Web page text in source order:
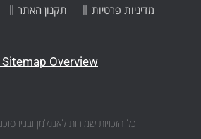
כל הזכויות שמורות לאנגלמן ובניו
Overview
מדיניות פרטיות תקנון האתר